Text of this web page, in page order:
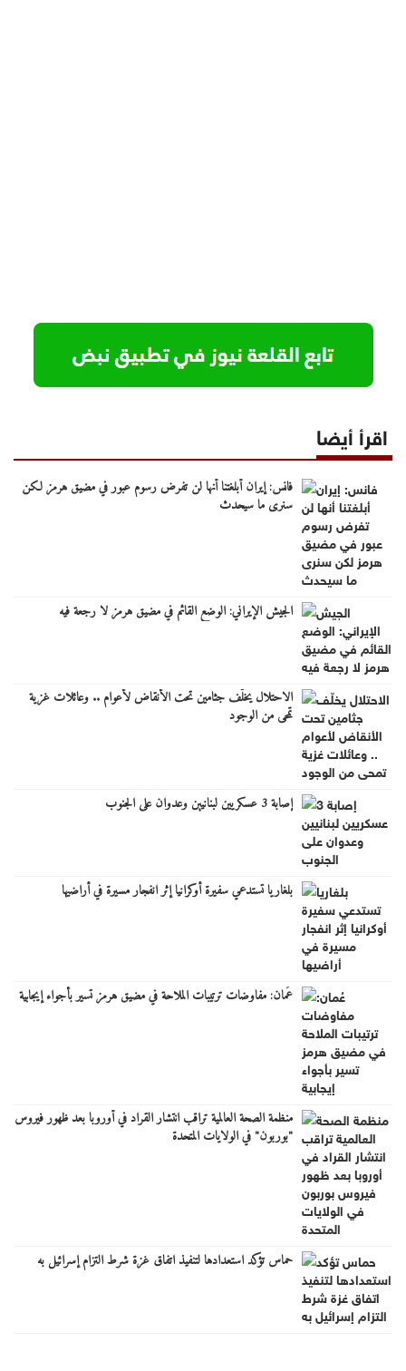
اقرأ أيضا
فانس: إيران أبلغتنا أنها لن تفرض رسوم عبور في مضيق هرمز لكن
سنرى ما سيحدث
الجيش الإيراني: الوضع القائم في مضيق هرمز لا رجعة فيه
الاحتلال يخلّف جثامين تحت الأنقاض لأعوام .. وعائلات غزية
تمحى من الوجود
إصابة 3 عسكريين لبنانيين وعدوان على الجنوب
بلغاريا تستدعي سفيرة أوكرانيا إثر انفجار مسيرة في أراضيها
عُمان: مفاوضات ترتيبات الملاحة في مضيق هرمز تسير بأجواء إيجابية
منظمة الصحة العالمية تراقب انتشار القراد في أوروبا بعد ظهور فيروس
"بوربون" في الولايات المتحدة
حماس تؤكد استعدادها لتنفيذ اتفاق غزة شرط التزام إسرائيل به